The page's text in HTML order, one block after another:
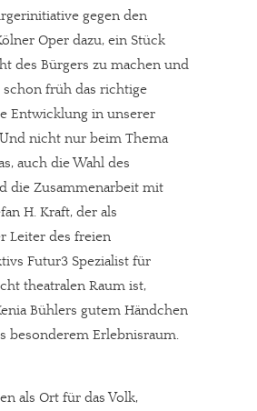
gegen den
Oper dazu, ein Stück
des Bürgers zu machen und
früh das richtige
Entwicklung in unserer
nicht nur beim Thema
auch die Wahl des
die Zusammenarbeit mit
H. Kraft, der als
Leiter des freien
Futur3 Spezialist für
theatralen Raum ist,
Bühlers gutem Händchen
besonderem Erlebnisraum.
als Ort für das Volk,